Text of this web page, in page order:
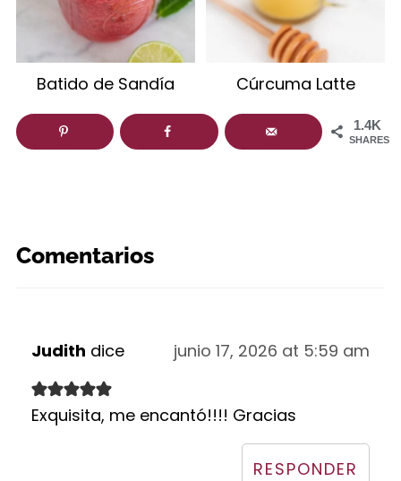
Batido de Sandía Cúrcuma Latte
1.4K
SHARES
Comentarios
Judith dice junio 17, 2026 at 5:59 am
Exquisita, me encantó!!!! Gracias
RESPONDER